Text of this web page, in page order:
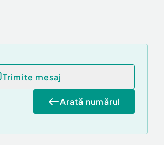
Trimite mesaj
Arată numărul